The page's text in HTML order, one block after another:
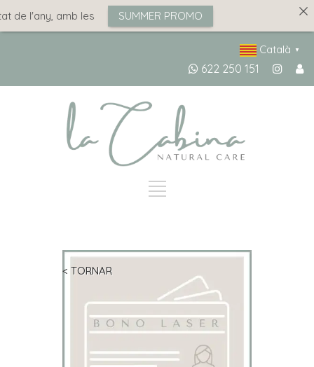
Català ▼
622 250 151
< TORNAR
de l'any, amb les SUMMER PROMO